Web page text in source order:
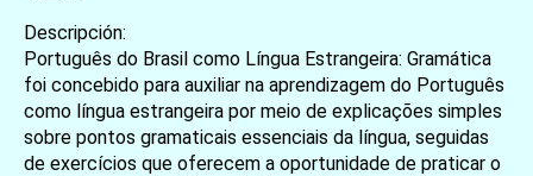
Descripción:
Português do Brasil como Língua Estrangeira: Gramática
foi concebido para auxiliar na aprendizagem do Português
como língua estrangeira por meio de explicações simples
sobre pontos gramaticais essenciais da língua, seguidas
de exercícios que oferecem a oportunidade de praticar o